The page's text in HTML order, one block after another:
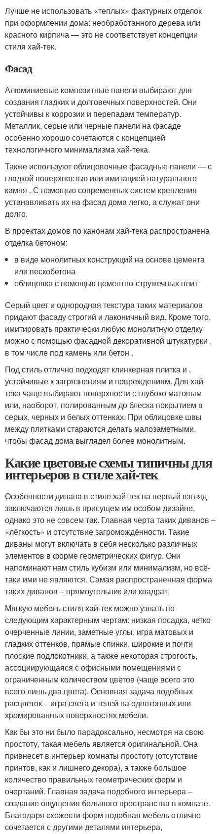
Лучше не использовать «теплых» фактурных отделок
при оформлении дома: необработанного дерева или
красного кирпича — это не соответствует концепции
стиля хай-тек.
Фасад
Алюминиевые композитные панели выбирают для
создания гладких и долговечных поверхностей. Они
устойчивы к коррозии и перепадам температур.
Металлик, серые или черные панели на фасаде
особенно хорошо сочетаются с концепцией
технологичного минимализма хай-тека.
Также используют облицовочные фасадные панели — с
гладкой поверхностью или имитацией натурального
камня . С помощью современных систем крепления
устанавливать их на фасад дома легко, а служат они
долго.
В проектах домов по канонам хай-тека распространена
отделка бетоном:
в виде монолитных конструкций на основе цемента
или пескобетона
облицовка с помощью цементно-стружечных плит
Серый цвет и однородная текстура таких материалов
придают фасаду строгий и лаконичный вид. Кроме того,
имитировать практически любую монолитную отделку
можно с помощью фасадной декоративной штукатурки ,
в том числе под камень или бетон .
Под стиль отлично подходят клинкерная плитка и ,
устойчивые к загрязнениям и повреждениям. Для хай-
тека чаще выбирают поверхности с глубоко матовым
или, наоборот, полированным до блеска покрытием в
серых, черных и белых оттенках. При облицовке швы
между плитками стараются делать малозаметными,
чтобы фасад дома выглядел более монолитным.
Какие цветовые схемы типичны для
интерьеров в стиле хай-тек
Особенности дивана в стиле хай-тек на первый взгляд
заключаются лишь в присущем им особом дизайне,
однако это не совсем так. Главная черта таких диванов –
«лёгкость» и отсутствие загромождённости. Такие
диваны могут включать в себя несколько различных
элементов в форме геометрических фигур. Они
напоминают нам стиль кубизм или минимализм, но всё-
таки ими не являются. Самая распространенная форма
таких диванов – прямоугольник или квадрат.
Мягкую мебель стиля хай-тек можно узнать по
следующим характерным чертам: низкая посадка, четко
очерченные линии, заметные углы, игра матовых и
гладких оттенков, прямые спинки, широкие и почти
плоские подлокотники, а также некоторая строгость,
ассоциирующаяся с офисными помещениями с
ограниченным количеством цветов (чаще всего это
всего лишь два цвета). Основная задача подобных
расцветок – игра света и теней на однотонных или
хромированных поверхностях мебели.
Как бы это ни было парадоксально, несмотря на свою
простоту, такая мебель является оригинальной. Она
привнесет в интерьер комнаты простоту (отсутствие
принтов, как и лишнего декора), а также большое
количество правильных геометрических форм и
очертаний. Главная задача подобного интерьера –
создание ощущения большого пространства в комнате.
Благодаря схожести форм подобная мебель отлично
сочетается с другими деталями интерьера,